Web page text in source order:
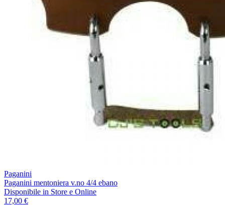
Paganini
Paganini mentoniera v.no 4/4 ebano
Disponibile in Store e Online
17,00 €